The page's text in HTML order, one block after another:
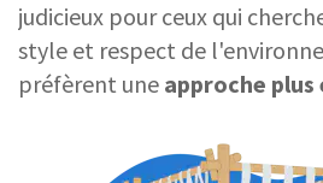
judicieux pour ceux qui
style et respect de
préfèrent une approche